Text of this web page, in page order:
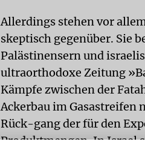
Allerdings stehen vor
skeptisch gegenüber. Sie
Palästinensern und
ultraorthodoxe Zeitung
Kämpfe zwischen der
Ackerbau im Gasastreifen
Rück-gang der für den
Produktmengen. In Israel